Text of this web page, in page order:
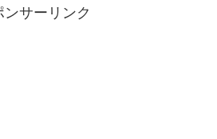
ンサーリンク